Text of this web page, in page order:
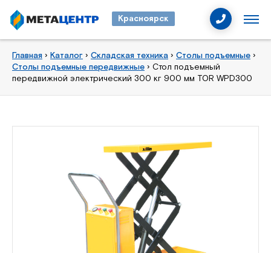
Красноярск
Главная › Каталог › Складская техника › Столы подъемные ›
Столы подъемные передвижные › Стол подъемный
передвижной электрический 300 кг 900 мм TOR WPD300